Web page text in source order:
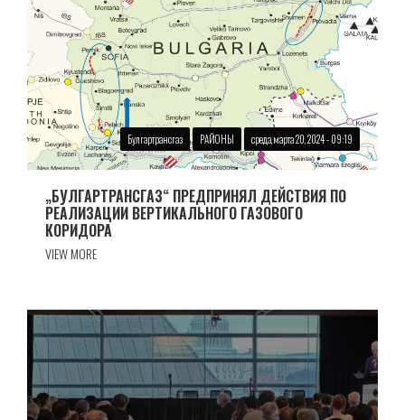
Булгартрансгаз РАЙОНЫ среда, марта 20, 2024 - 09:19
„БУЛГАРТРАНСГАЗ“ ПРЕДПРИНЯЛ ДЕЙСТВИЯ ПО
РЕАЛИЗАЦИИ ВЕРТИКАЛЬНОГО ГАЗОВОГО
КОРИДОРА
VIEW MORE